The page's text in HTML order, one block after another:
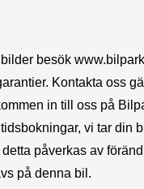
besök
Kontakta oss
in till oss på
vi tar din
påverkas av
på denna bil.